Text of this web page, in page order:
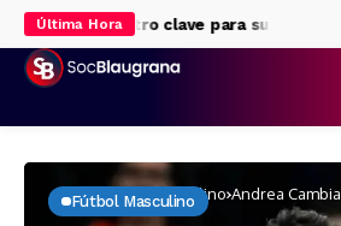
Última Hora
rencuentro clave para su futuro
Inicio Fútbol masculino Andrea
Barça para el
Fútbol Masculino